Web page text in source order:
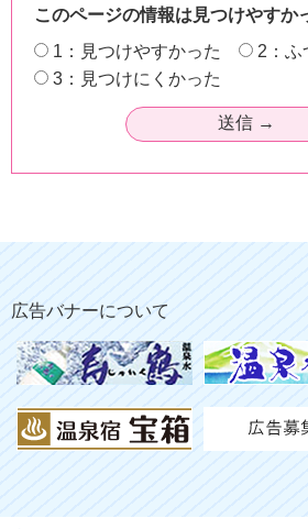
このページの情報は見つけやすか
1：見つけやすかった
2：ふ
3：見つけにくかった
広告バナーについて